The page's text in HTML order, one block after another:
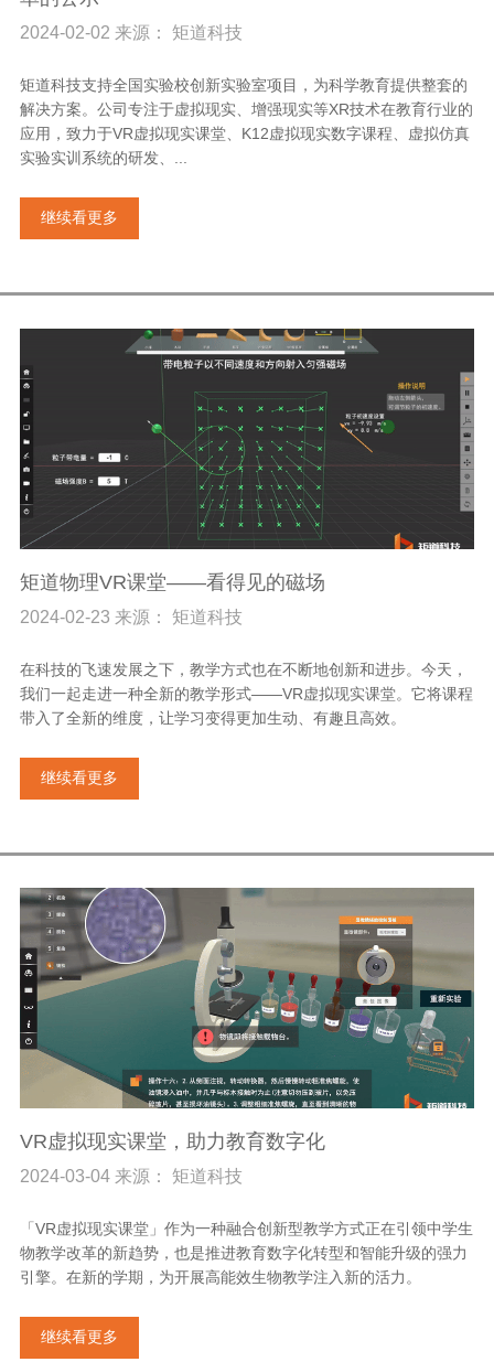
2024-02-02 来源： 矩道科技
矩道科技支持全国实验校创新实验室项目，为科学教育提供整套的
解决方案。公司专注于虚拟现实、增强现实等XR技术在教育行业的
应用，致力于VR虚拟现实课堂、K12虚拟现实数字课程、虚拟仿真
实验实训系统的研发、...
继续看更多
矩道物理VR课堂——看得见的磁场
2024-02-23 来源： 矩道科技
在科技的飞速发展之下，教学方式也在不断地创新和进步。今天，
我们一起走进一种全新的教学形式——VR虚拟现实课堂。它将课程
带入了全新的维度，让学习变得更加生动、有趣且高效。
继续看更多
VR虚拟现实课堂，助力教育数字化
2024-03-04 来源： 矩道科技
「VR虚拟现实课堂」作为一种融合创新型教学方式正在引领中学生
物教学改革的新趋势，也是推进教育数字化转型和智能升级的强力
引擎。在新的学期，为开展高能效生物教学注入新的活力。
继续看更多